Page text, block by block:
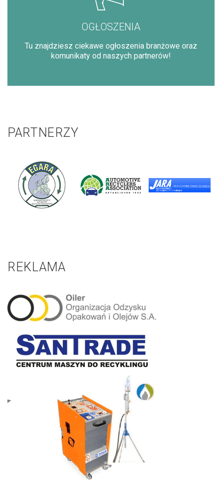
OGŁOSZENIA
Tu znajdziesz ciekawe ogłoszenia branżowe oraz
komunikaty od naszych partnerów!
PARTNERZY
REKLAMA